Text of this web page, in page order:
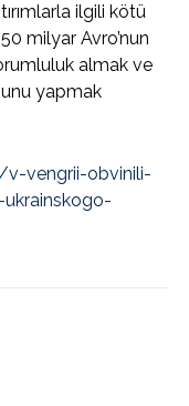
ilgili kötü
milyar Avro’nun
almak ve
yapmak
vengrii-obvinili-